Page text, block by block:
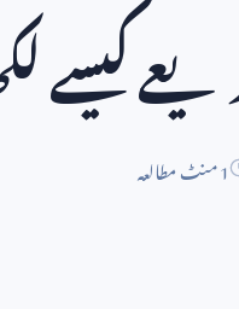
کیسے
1 منٹ مطالعہ